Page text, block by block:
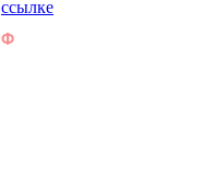
ссылке